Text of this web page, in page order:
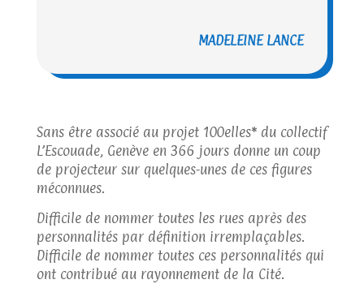
MADELEINE LANCE
Sans être associé au projet 100elles* du collectif
L’Escouade, Genève en 366 jours donne un coup
de projecteur sur quelques-unes de ces figures
méconnues.
Difficile de nommer toutes les rues après des
personnalités par définition irremplaçables.
Difficile de nommer toutes ces personnalités qui
ont contribué au rayonnement de la Cité.